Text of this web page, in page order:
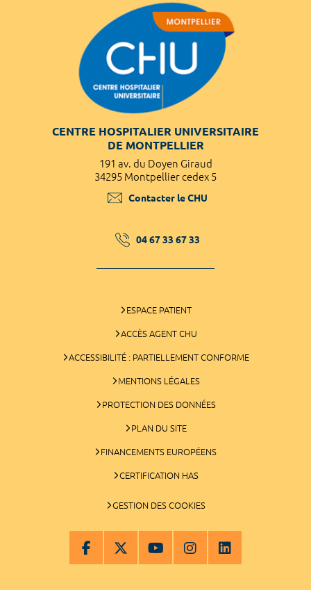
CENTRE HOSPITALIER UNIVERSITAIRE
DE MONTPELLIER
191 av. du Doyen Giraud
34295 Montpellier cedex 5
Contacter le CHU
04 67 33 67 33
ESPACE PATIENT
ACCÈS AGENT CHU
ACCESSIBILITÉ : PARTIELLEMENT CONFORME
MENTIONS LÉGALES
PROTECTION DES DONNÉES
PLAN DU SITE
FINANCEMENTS EUROPÉENS
CERTIFICATION HAS
GESTION DES COOKIES